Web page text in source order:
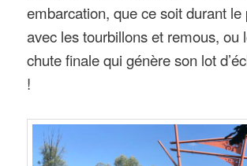
embarcation, que ce soit durant le
avec les tourbillons et remous, ou
chute finale qui génère son lot
!